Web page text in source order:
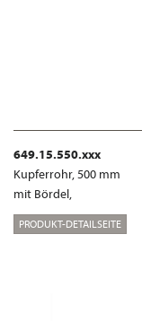
649.15.550.xxx
Kupferrohr, 500 mm
mit Bördel,
PRODUKT-DETAILSEITE